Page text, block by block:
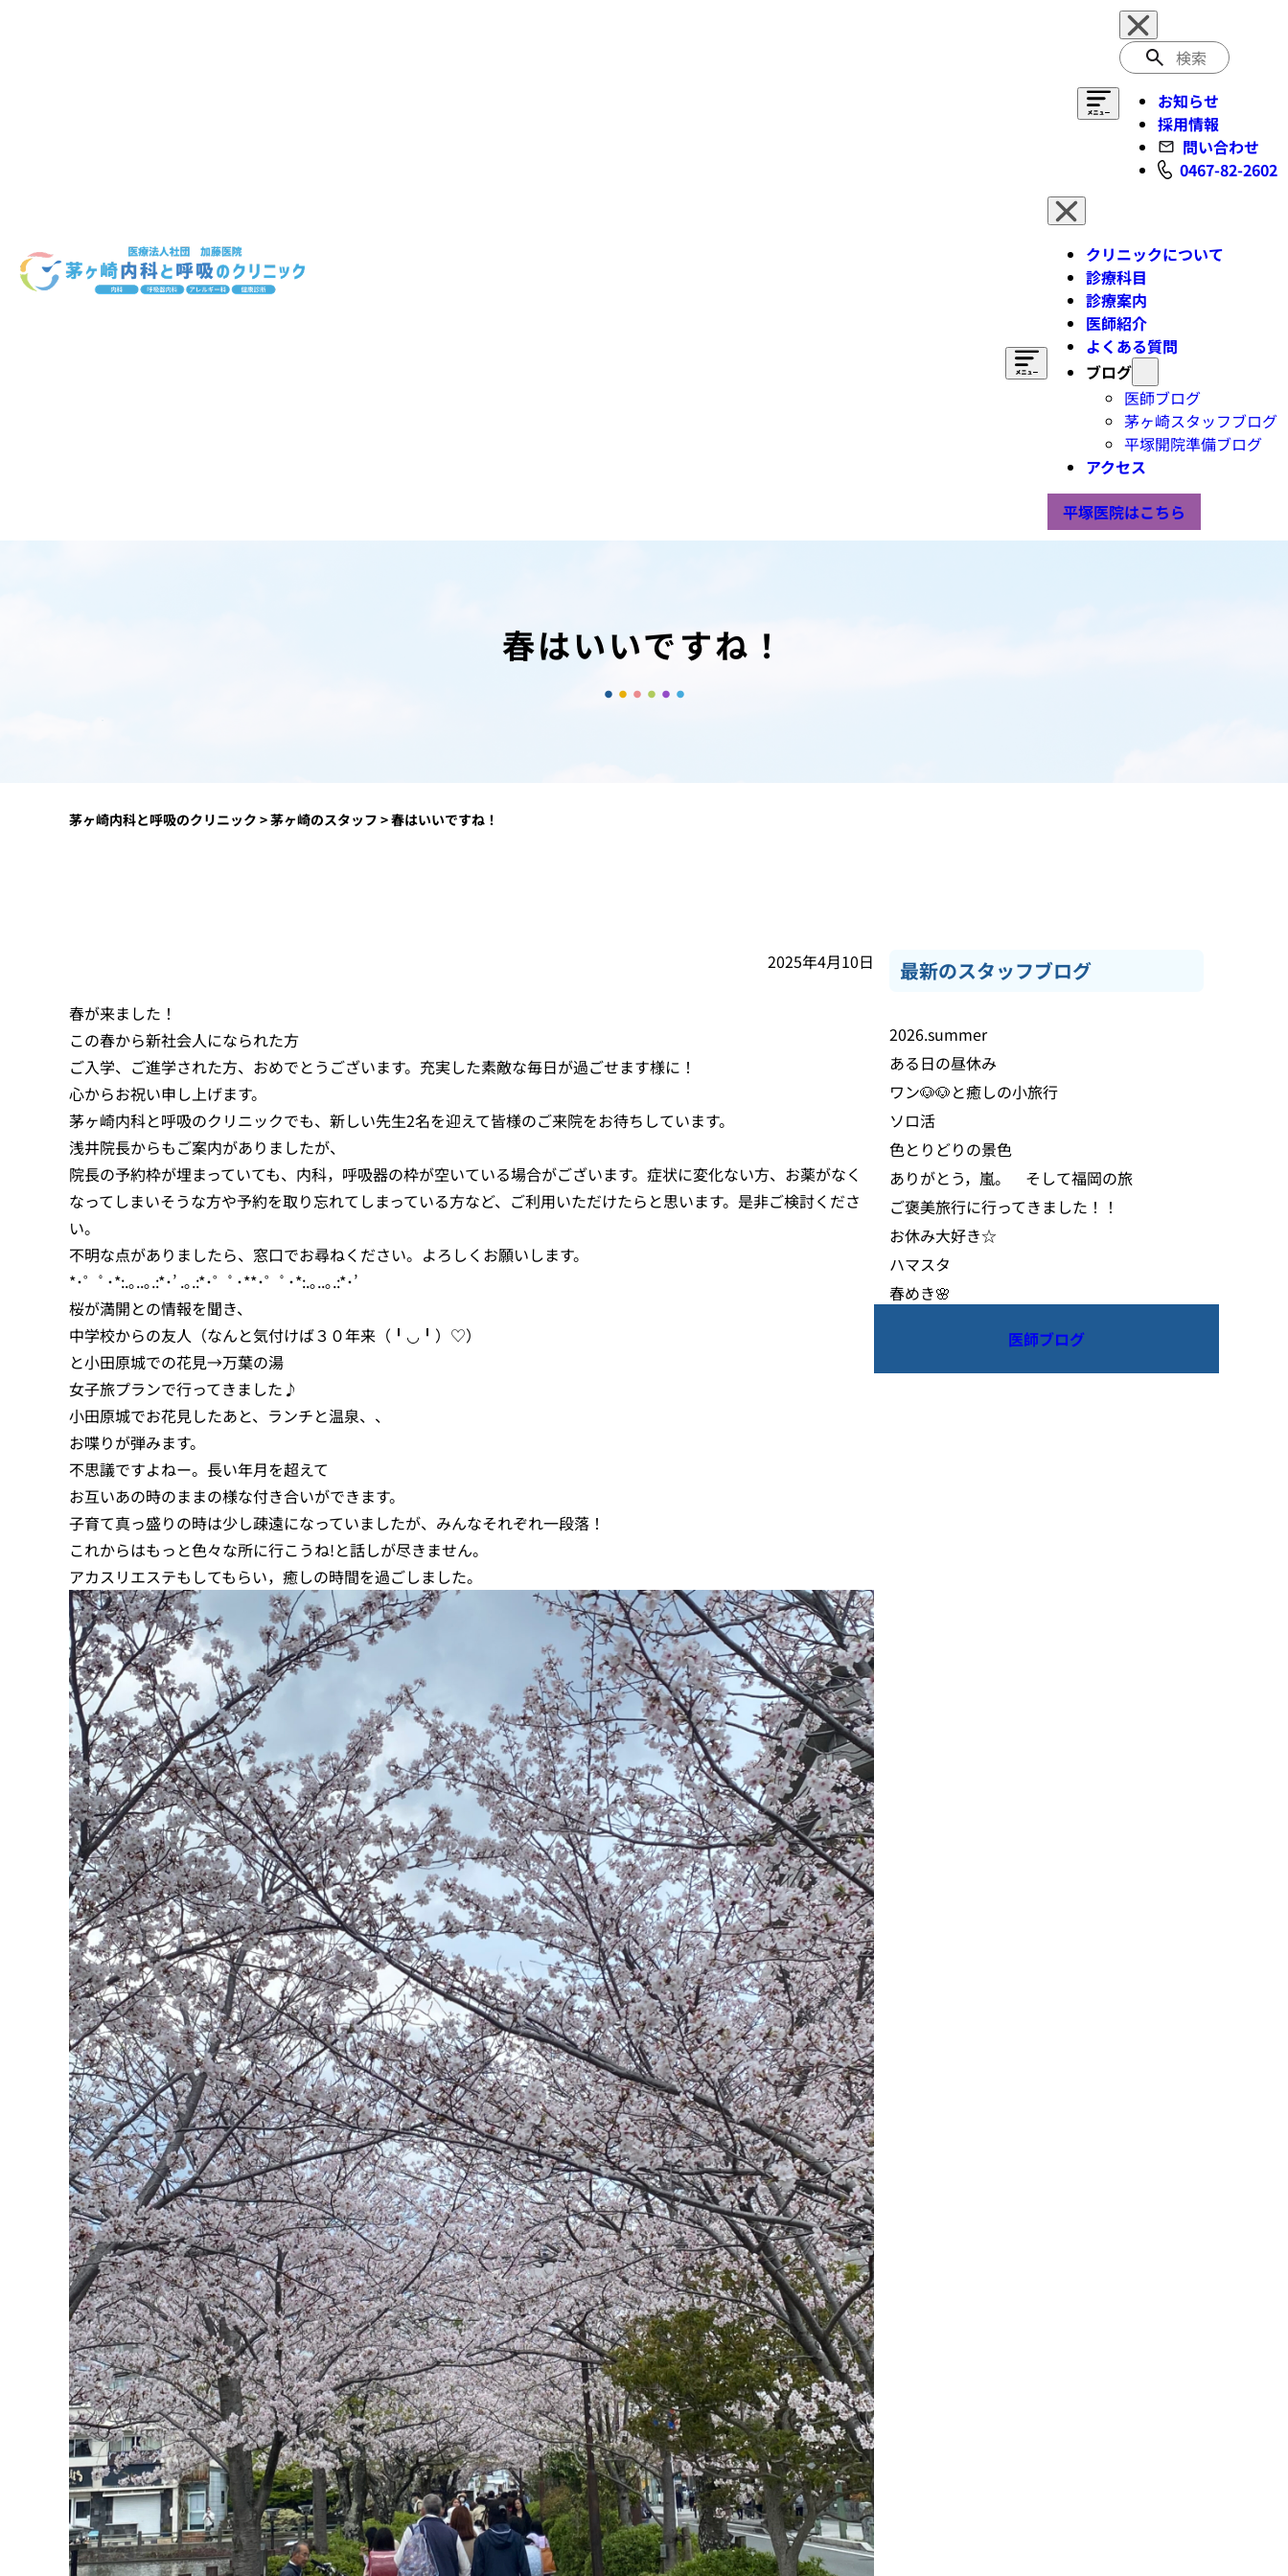
検
索
お知らせ
採用情報
問い合わせ
0467-82-2602
クリニックについて
診療科目
診療案内
医師紹介
よくある質問
ブログ
医師ブログ
茅ヶ崎スタッフブログ
平塚開院準備ブログ
アクセス
平塚医院はこちら
春はいいですね！
茅ヶ崎内科と呼吸のクリニック >茅ヶ崎のスタッフ >春はいいですね！
2025年4月10日
春が来ました！
この春から新社会人になられた方
ご入学、ご進学された方、おめでとうございます。充実した素敵な毎日が過ごせます様に！
心からお祝い申し上げます。
茅ヶ崎内科と呼吸のクリニックでも、新しい先生2名を迎えて皆様のご来院をお待ちしています。
浅井院長からもご案内がありましたが、
院長の予約枠が埋まっていても、内科，呼吸器の枠が空いている場合がございます。症状に変化ない方、お薬がなく
なってしまいそうな方や予約を取り忘れてしまっている方など、ご利用いただけたらと思います。是非ご検討くださ
い。
不明な点がありましたら、窓口でお尋ねください。よろしくお願いします。
*･゜ﾟ･*:.｡..｡.:*･’ .｡.:*･゜ﾟ･**･゜ﾟ･*:.｡..｡.:*･’
桜が満開との情報を聞き、
中学校からの友人（なんと気付けば３０年来（╹◡╹）♡）
と小田原城での花見→万葉の湯
女子旅プランで行ってきました♪
小田原城でお花見したあと、ランチと温泉、、
お喋りが弾みます。
不思議ですよねー。長い年月を超えて
お互いあの時のままの様な付き合いができます。
子育て真っ盛りの時は少し疎遠になっていましたが、みんなそれぞれ一段落！
これからはもっと色々な所に行こうね!と話しが尽きません。
アカスリエステもしてもらい，癒しの時間を過ごしました。
最新のスタッフブログ
2026.summer
ある日の昼休み
ワン🐶🐶と癒しの小旅行
ソロ活
色とりどりの景色
ありがとう，嵐。 そして福岡の旅
ご褒美旅行に行ってきました！！
お休み大好き☆
ハマスタ
春めき🌸
医師ブログ